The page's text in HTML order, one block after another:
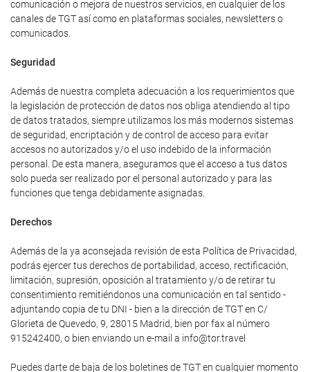
comunicación o mejora de nuestros servicios, en cualquier de los
canales de TGT así como en plataformas sociales, newsletters o
comunicados.
Seguridad
Además de nuestra completa adecuación a los requerimientos que
la legislación de protección de datos nos obliga atendiendo al tipo
de datos tratados, siempre utilizamos los más modernos sistemas
de seguridad, encriptación y de control de acceso para evitar
accesos no autorizados y/o el uso indebido de la información
personal. De esta manera, aseguramos que el acceso a tus datos
solo pueda ser realizado por el personal autorizado y para las
funciones que tenga debidamente asignadas.
Derechos
Además de la ya aconsejada revisión de esta Política de Privacidad,
podrás ejercer tus derechos de portabilidad, acceso, rectificación,
limitación, supresión, oposición al tratamiento y/o de retirar tu
consentimiento remitiéndonos una comunicación en tal sentido -
adjuntando copia de tu DNI - bien a la dirección de TGT en C/
Glorieta de Quevedo, 9, 28015 Madrid, bien por fax al número
915242400, o bien enviando un e-mail a info@tor.travel
Puedes darte de baja de los boletines de TGT en cualquier momento